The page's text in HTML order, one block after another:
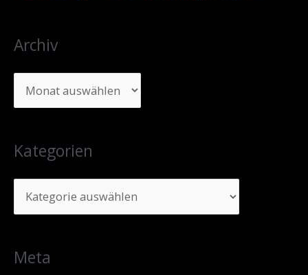
Archiv
Kategorien
Meta